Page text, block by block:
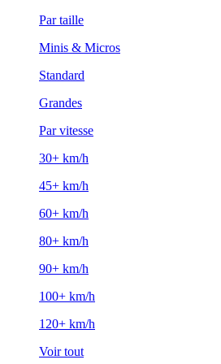
Par taille
Minis & Micros
Standard
Grandes
Par vitesse
30+ km/h
45+ km/h
60+ km/h
80+ km/h
90+ km/h
100+ km/h
120+ km/h
Voir tout